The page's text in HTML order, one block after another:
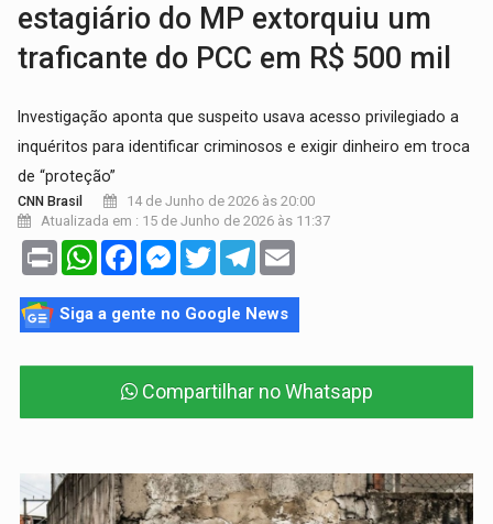
estagiário do MP extorquiu um
traficante do PCC em R$ 500 mil
Investigação aponta que suspeito usava acesso privilegiado a
inquéritos para identificar criminosos e exigir dinheiro em troca
de “proteção”
CNN Brasil
14 de Junho de 2026 às 20:00
Atualizada em : 15 de Junho de 2026 às 11:37
Print WhatsAppFacebookMessenger
TwitterTelegram
Siga a gente no Google News
Compartilhar no Whatsapp